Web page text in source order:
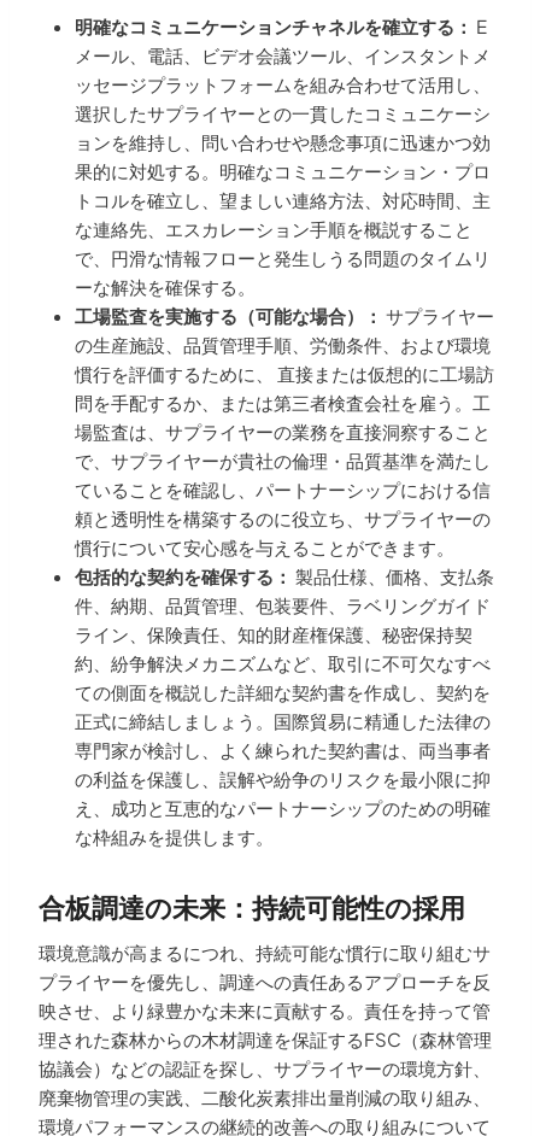
明確なコミュニケーションチャネルを確立する： E
メール、電話、ビデオ会議ツール、インスタントメ
ッセージプラットフォームを組み合わせて活用し、
選択したサプライヤーとの一貫したコミュニケーシ
ョンを維持し、問い合わせや懸念事項に迅速かつ効
果的に対処する。明確なコミュニケーション・プロ
トコルを確立し、望ましい連絡方法、対応時間、主
な連絡先、エスカレーション手順を概説すること
で、円滑な情報フローと発生しうる問題のタイムリ
ーな解決を確保する。
工場監査を実施する（可能な場合）： サプライヤー
の生産施設、品質管理手順、労働条件、および環境
慣行を評価するために、 直接または仮想的に工場訪
問を手配するか、または第三者検査会社を雇う。工
場監査は、サプライヤーの業務を直接洞察すること
で、サプライヤーが貴社の倫理・品質基準を満たし
ていることを確認し、パートナーシップにおける信
頼と透明性を構築するのに役立ち、サプライヤーの
慣行について安心感を与えることができます。
包括的な契約を確保する： 製品仕様、価格、支払条
件、納期、品質管理、包装要件、ラベリングガイド
ライン、保険責任、知的財産権保護、秘密保持契
約、紛争解決メカニズムなど、取引に不可欠なすべ
ての側面を概説した詳細な契約書を作成し、契約を
正式に締結しましょう。国際貿易に精通した法律の
専門家が検討し、よく練られた契約書は、両当事者
の利益を保護し、誤解や紛争のリスクを最小限に抑
え、成功と互恵的なパートナーシップのための明確
な枠組みを提供します。
合板調達の未来：持続可能性の採用
環境意識が高まるにつれ、持続可能な慣行に取り組むサ
プライヤーを優先し、調達への責任あるアプローチを反
映させ、より緑豊かな未来に貢献する。責任を持って管
理された森林からの木材調達を保証するFSC（森林管理
協議会）などの認証を探し、サプライヤーの環境方針、
廃棄物管理の実践、二酸化炭素排出量削減の取り組み、
環境パフォーマンスの継続的改善への取り組みについて